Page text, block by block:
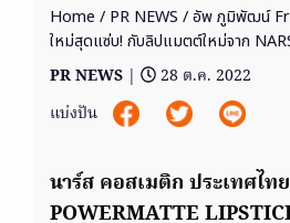
Home / PR NEWS / อัพ ภูมิพัฒน์
ใหม่สุดแซ่บ! กับลิปแมตต์ใหม่จาก
PR NEWS |
28 ต.ค. 2022
แบ่งปัน
นาร์ส คอสเมติก ประเทศไทย
POWERMATTE